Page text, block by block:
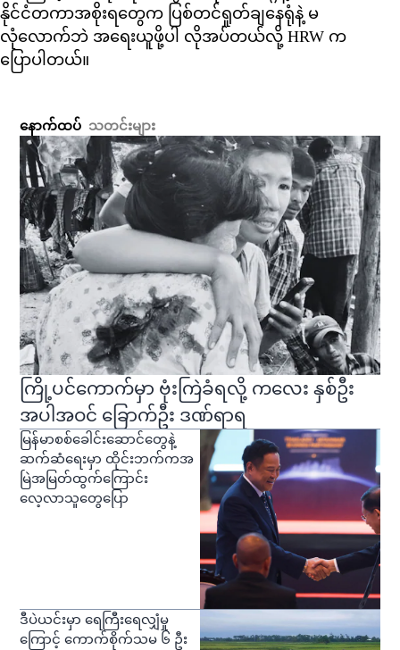
နိုင်ငံတကာအစိုးရတွေက ပြစ်တင်ရှုတ်ချနေရုံနဲ့ မ
လုံလောက်ဘဲ အရေးယူဖို့ပါ လိုအပ်တယ်လို့ HRW က
ပြောပါတယ်။
နောက်ထပ် သတင်းများ
ကြို့ပင်ကောက်မှာ ဗုံးကြဲခံရလို့ ကလေး နှစ်ဦး
အပါအဝင် ခြောက်ဦး ဒဏ်ရာရ
မြန်မာစစ်ခေါင်းဆောင်တွေနဲ့
ဆက်ဆံရေးမှာ ထိုင်းဘက်ကအ
မြဲအမြတ်ထွက်ကြောင်း
လေ့လာသူတွေပြော
ဒီပဲယင်းမှာ ရေကြီးရေလျှံမှု
ကြောင့် ကောက်စိုက်သမ ၆ ဦး